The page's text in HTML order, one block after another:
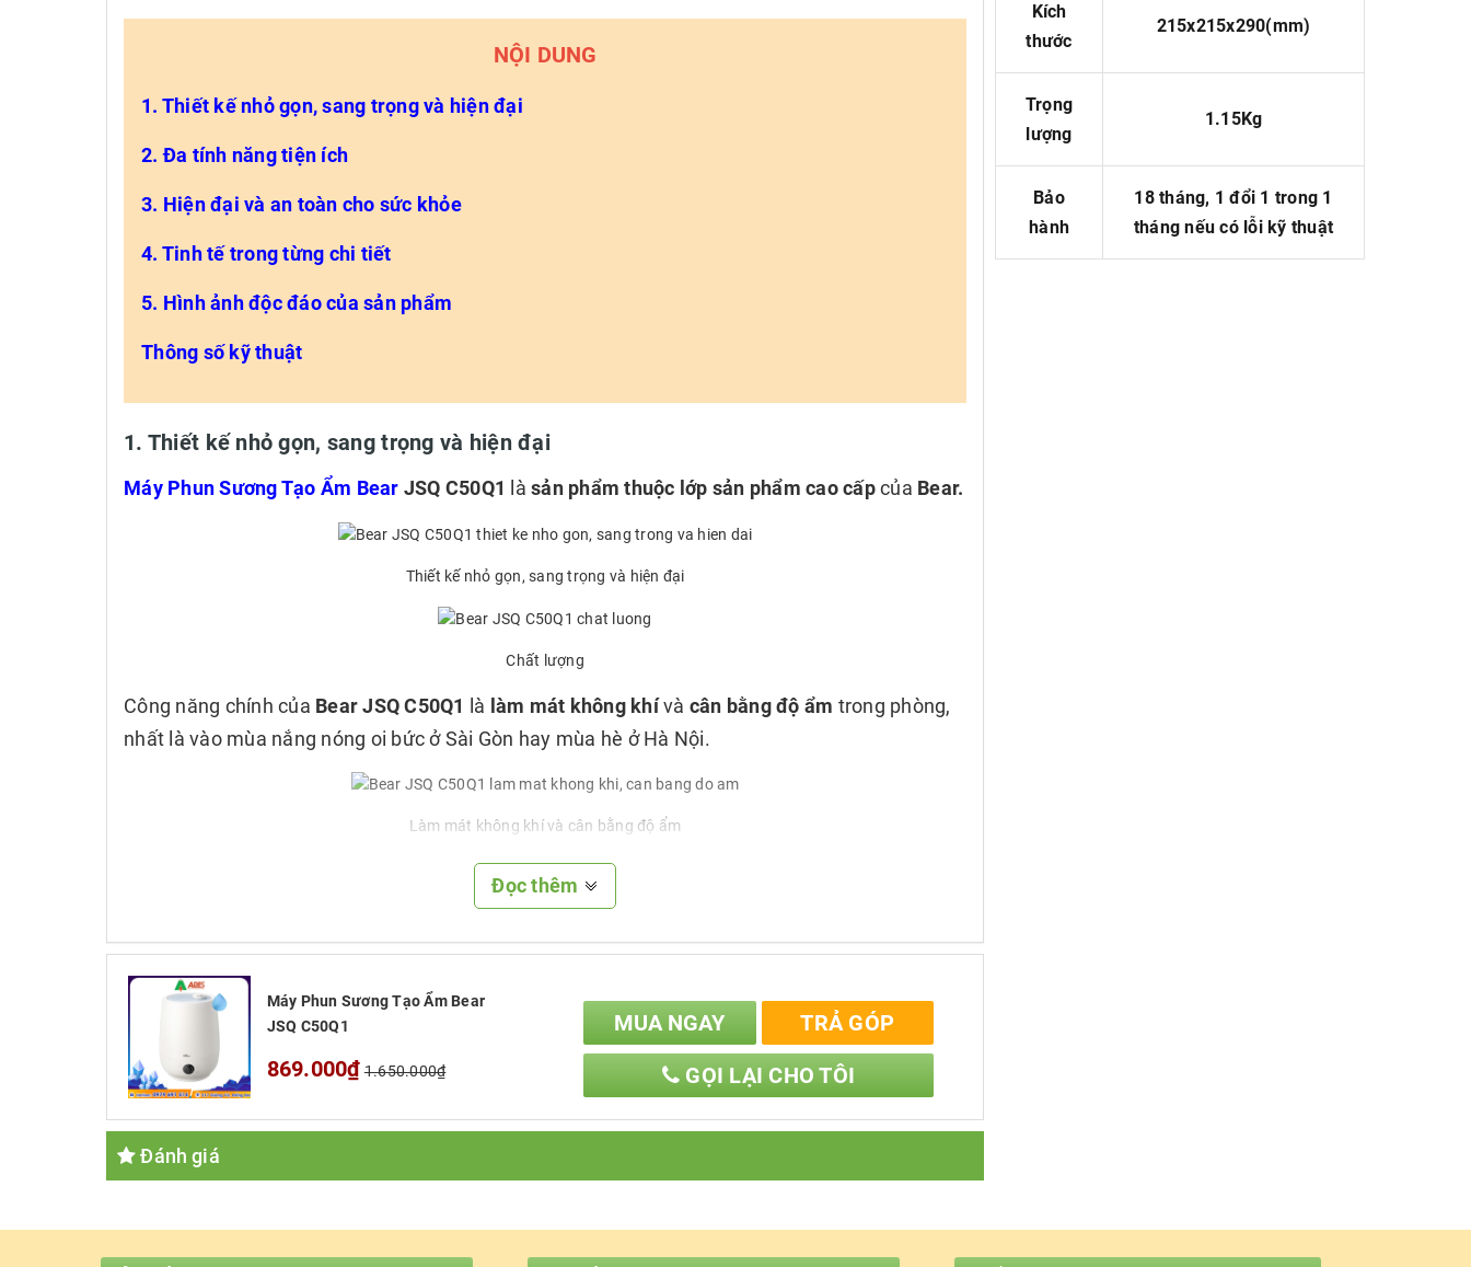
NỘI DUNG
1. Thiết kế nhỏ gọn, sang trọng và hiện đại
2. Đa tính năng tiện ích
3. Hiện đại và an toàn cho sức khỏe
4. Tinh tế trong từng chi tiết
5. Hình ảnh độc đáo của sản phẩm
Thông số kỹ thuật
1. Thiết kế nhỏ gọn, sang trọng và hiện đại
Máy Phun Sương Tạo Ẩm Bear JSQ C50Q1 là sản phẩm thuộc lớp sản phẩm cao cấpcủa Bear.
Thiết kế nhỏ gọn, sang trọng và hiện đại
Chất lượng
Công năng chính của Bear JSQ C50Q1 là làm mát không khívà cân bằng độ ẩm trong phòng,
nhất là vào mùa nắng nóng oi bức ở Sài Gòn hay mùa hè ở Hà Nội.
Làm mát không khí và cân bằng độ ẩm
ngăn được các ảnh hưởng
khiến ảnh hưởng đến sức khỏe của bạn.
Ngăn ảnh hưởng mất độ ẩm hay nóng quá mức
2. Đa tính năng tiện ích
Máy Phun Sương kết cấu lớn có thể thêm nước dễ dàng,
dung tích lên đến 4500mlcũng giúptiết kiệm thời gian châm thêm nước.
Đọc thêm
Máy Phun Sương Tạo Ẩm Bear
JSQ C50Q1
869.000₫ 1.650.000₫
MUA NGAY
TRẢ GÓP
GỌI LẠI CHO TÔI
Đánh giá
Kích
thước
215x215x290(mm)
Trọng
lượng
1.15Kg
Bảo
hành
18 tháng, 1 đổi 1 trong 1
tháng nếu có lỗi kỹ thuật